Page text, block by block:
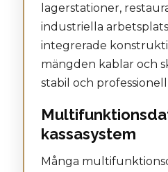
lagerstationer,
industriella
integrerade
mängden kablar och
stabil och
kassasystem
Många